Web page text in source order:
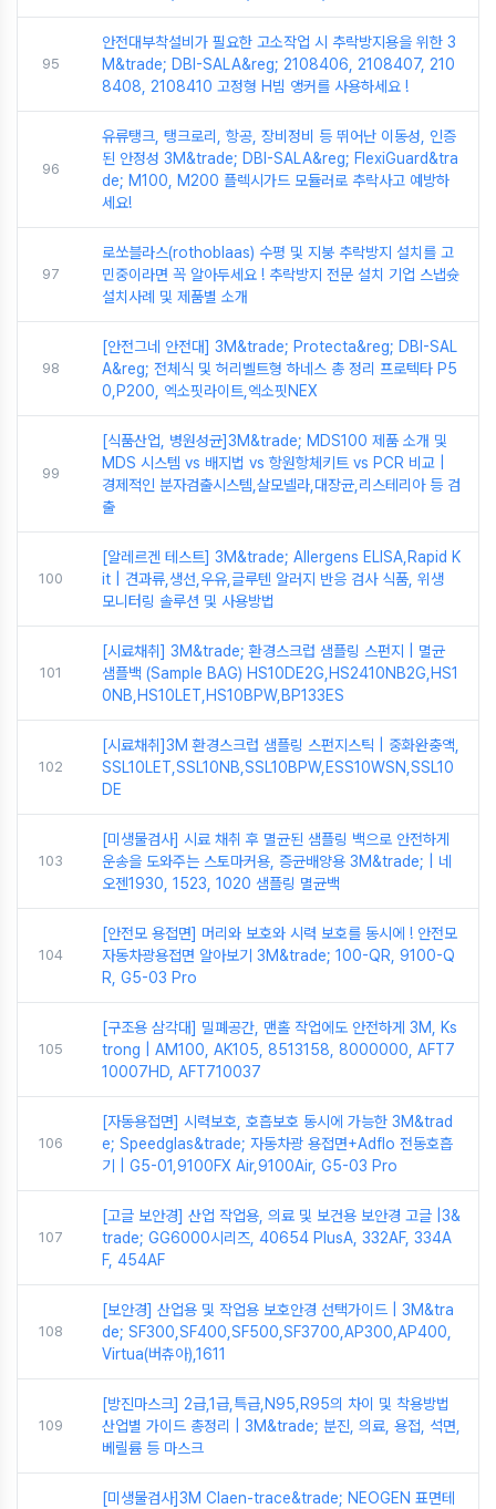
95
안전대부착설비가 필요한 고소작업 시 추락방지용을 위한 3
M&trade; DBI-SALA&reg; 2108406, 2108407, 210
8408, 2108410 고정형 H빔 앵커를 사용하세요 !
96
유류탱크, 탱크로리, 항공, 장비정비 등 뛰어난 이동성, 인증
된 안정성 3M&trade; DBI-SALA&reg; FlexiGuard&tra
de; M100, M200 플렉시가드 모듈러로 추락사고 예방하
세요!
97
로쏘블라스(rothoblaas) 수평 및 지붕 추락방지 설치를 고
민중이라면 꼭 알아두세요 ! 추락방지 전문 설치 기업 스냅슛
설치사례 및 제품별 소개
98
[안전그네 안전대] 3M&trade; Protecta&reg; DBI-SAL
A&reg; 전체식 및 허리벨트형 하네스 총 정리 프로텍타 P5
0,P200, 엑소핏라이트,엑소핏NEX
99
[식품산업, 병원성균]3M&trade; MDS100 제품 소개 및
MDS 시스템 vs 배지법 vs 항원항체키트 vs PCR 비교 |
경제적인 분자검출시스템,살모넬라,대장균,리스테리아 등 검
출
100
[알레르겐 테스트] 3M&trade; Allergens ELISA,Rapid K
it | 견과류,생선,우유,글루텐 알러지 반응 검사 식품, 위생
모니터링 솔루션 및 사용방법
101
[시료채취] 3M&trade; 환경스크럽 샘플링 스펀지 | 멸균
샘플백 (Sample BAG) HS10DE2G,HS2410NB2G,HS1
0NB,HS10LET,HS10BPW,BP133ES
102
[시료채취]3M 환경스크럽 샘플링 스펀지스틱 | 중화완충액,
SSL10LET,SSL10NB,SSL10BPW,ESS10WSN,SSL10
DE
103
[미생물검사] 시료 채취 후 멸균된 샘플링 백으로 안전하게
운송을 도와주는 스토마커용, 증균배양용 3M&trade; | 네
오젠1930, 1523, 1020 샘플링 멸균백
104
[안전모 용접면] 머리와 보호와 시력 보호를 동시에 ! 안전모
자동차광용접면 알아보기 3M&trade; 100-QR, 9100-Q
R, G5-03 Pro
105
[구조용 삼각대] 밀폐공간, 맨홀 작업에도 안전하게 3M, Ks
trong | AM100, AK105, 8513158, 8000000, AFT7
10007HD, AFT710037
106
[자동용접면] 시력보호, 호흡보호 동시에 가능한 3M&trad
e; Speedglas&trade; 자동차광 용접면+Adflo 전동호흡
기 | G5-01,9100FX Air,9100Air, G5-03 Pro
107
[고글 보안경] 산업 작업용, 의료 및 보건용 보안경 고글 |3&
trade; GG6000시리즈, 40654 PlusA, 332AF, 334A
F, 454AF
108
[보안경] 산업용 및 작업용 보호안경 선택가이드 | 3M&tra
de; SF300,SF400,SF500,SF3700,AP300,AP400,
Virtua(버츄아),1611
109
[방진마스크] 2급,1급,특급,N95,R95의 차이 및 착용방법
산업별 가이드 총정리 | 3M&trade; 분진, 의료, 용접, 석면,
베릴륨 등 마스크
[미생물검사]3M Claen-trace&trade; NEOGEN 표면테